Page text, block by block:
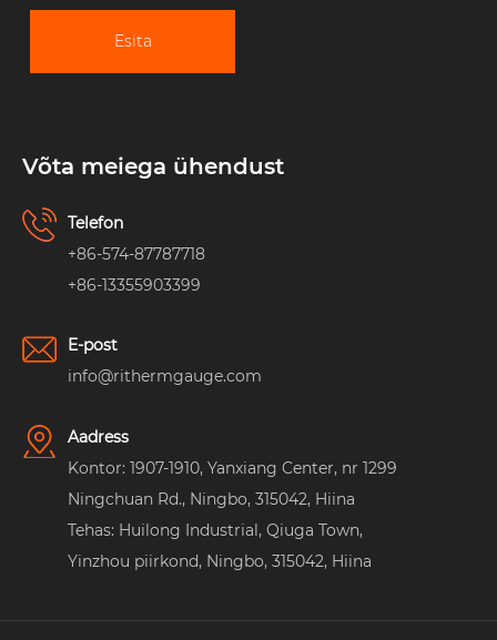
Esita
Võta meiega ühendust
Telefon
+86-574-87787718
+86-13355903399
E-post
info@rithermgauge.com
Aadress
Kontor: 1907-1910, Yanxiang Center, nr 1299
Ningchuan Rd., Ningbo, 315042, Hiina
Tehas: Huilong Industrial, Qiuga Town,
Yinzhou piirkond, Ningbo, 315042, Hiina